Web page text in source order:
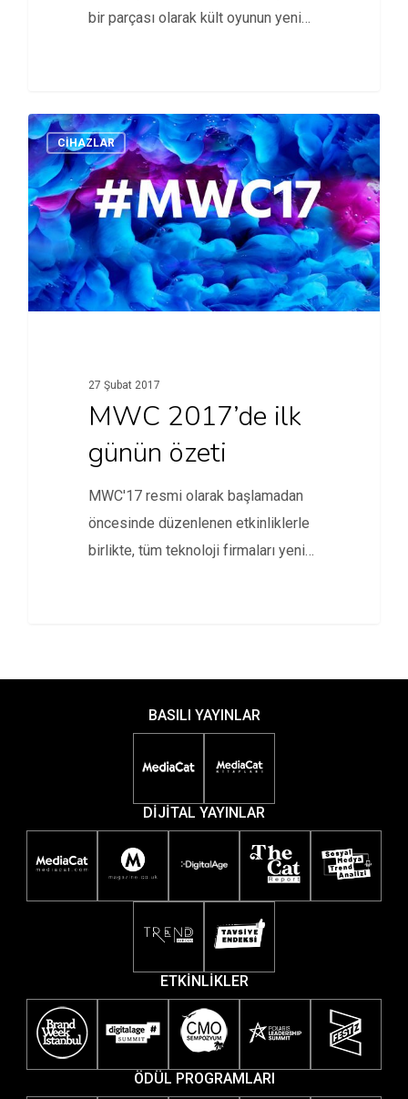
bir parçası olarak kült oyunun yeni
CİHAZLAR
27 Şubat 2017
MWC 2017’de ilk
günün özeti
MWC'17 resmi olarak başlamadan
öncesinde düzenlenen etkinliklerle
birlikte, tüm teknoloji firmaları yeni
BASILI YAYINLAR
DİJİTAL YAYINLAR
ETKİNLİKLER
ÖDÜL PROGRAMLARI